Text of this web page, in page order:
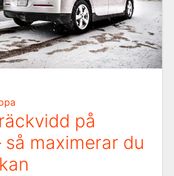
på
så maximerar du